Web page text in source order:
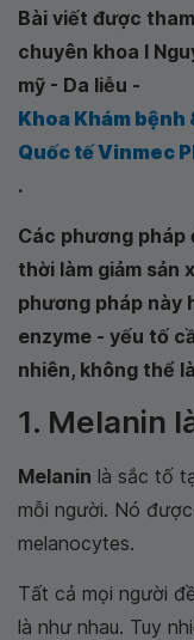
Bài viết được
chuyên khoa I
mỹ - Da liễu -
Khoa Khám bệnh
Quốc tế Vinmec
.
Các phương pháp
thời làm giảm sản
phương pháp này
enzyme - yếu tố
nhiên, không thể
1. Melanin
Melanin là sắc tố
mỗi người. Nó
melanocytes.
Tất cả mọi người
là như nhau. Tuy